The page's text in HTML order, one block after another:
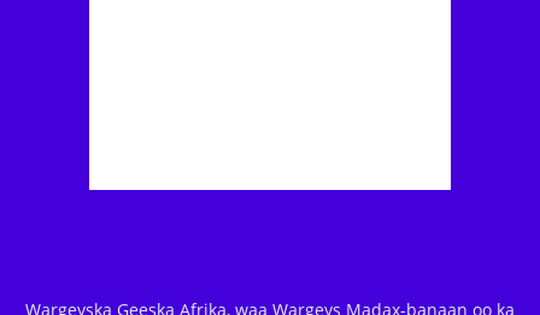
Wargeyska Geeska Afrika, waa Wargeys Madax-banaan oo ka